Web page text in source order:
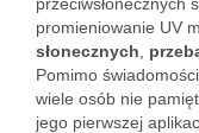
promieniowanie UV
słonecznych
Pomimo
wiele osób nie
jego pierwszej